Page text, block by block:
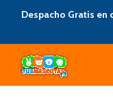
Despacho Gratis